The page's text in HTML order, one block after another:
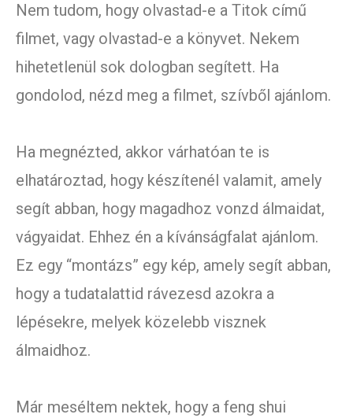
Nem tudom, hogy olvastad-e a Titok című
filmet, vagy olvastad-e a könyvet. Nekem
hihetetlenül sok dologban segített. Ha
gondolod, nézd meg a filmet, szívből ajánlom.
Ha megnézted, akkor várhatóan te is
elhatároztad, hogy készítenél valamit, amely
segít abban, hogy magadhoz vonzd álmaidat,
vágyaidat. Ehhez én a kívánságfalat ajánlom.
Ez egy “montázs” egy kép, amely segít abban,
hogy a tudatalattid rávezesd azokra a
lépésekre, melyek közelebb visznek
álmaidhoz.
Már meséltem nektek, hogy a feng shui